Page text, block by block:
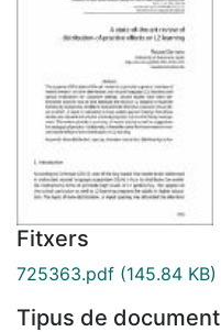
Fitxers
725363.pdf (145.84 KB)
Tipus de document